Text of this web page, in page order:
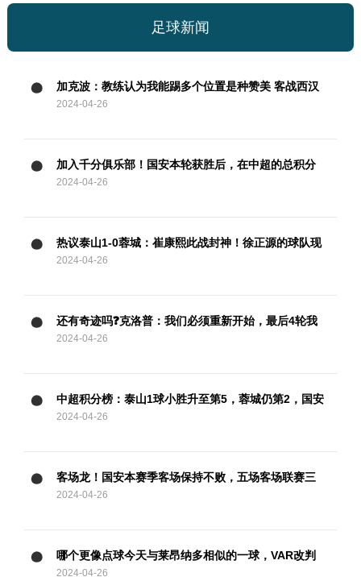
足球新闻
加克波：教练认为我能踢多个位置是种赞美 客战西汉
姆要抢分
2024-04-26
加入千分俱乐部！国安本轮获胜后，在中超的总积分
达到1001分
2024-04-26
热议泰山1-0蓉城：崔康熙此战封神！徐正源的球队现
在好像没套路
2024-04-26
还有奇迹吗❓克洛普：我们必须重新开始，最后4轮我
们要拿满12分
2024-04-26
中超积分榜：泰山1球小胜升至第5，蓉城仍第2，国安
两连胜暂升第3
2024-04-26
客场龙！国安本赛季客场保持不败，五场客场联赛三
胜两平
2024-04-26
哪个更像点球今天与莱昂纳多相似的一球，VAR改判
2024-04-26